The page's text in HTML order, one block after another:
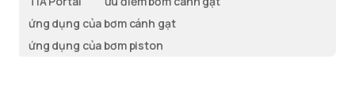
ứng dụng của bơm cánh gạt
ứng dụng của bơm piston